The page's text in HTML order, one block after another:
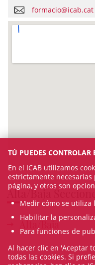
formacio@icab.cat
Alta/Baja
Alta/Baja
TÚ PUEDES CONTROLAR
En el ICAB utilizamos
estrictamente
página, y otros son
Medir cómo se utiliza
Habilitar la
Para funciones de
Al hacer clic en 'Aceptar
todas las cookies. Si